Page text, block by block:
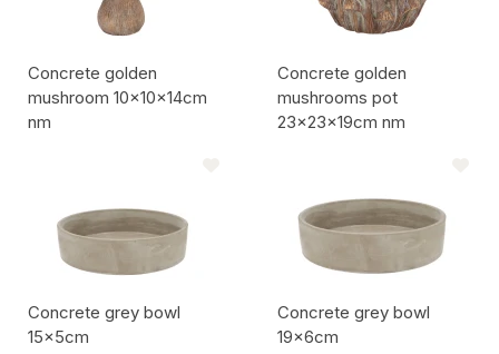
Concrete golden
mushroom 10x10x14cm
nm
Concrete golden
mushrooms pot
23x23x19cm nm
Concrete grey bowl
15x5cm
Concrete grey bowl
19x6cm